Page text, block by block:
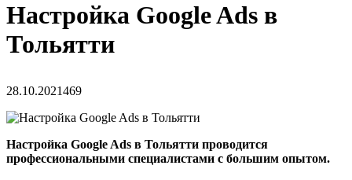
Настройка Google Ads в
Тольятти
28.10.2021469
Настройка Google Ads в Тольятти проводится
профессиональными специалистами с большим опытом.